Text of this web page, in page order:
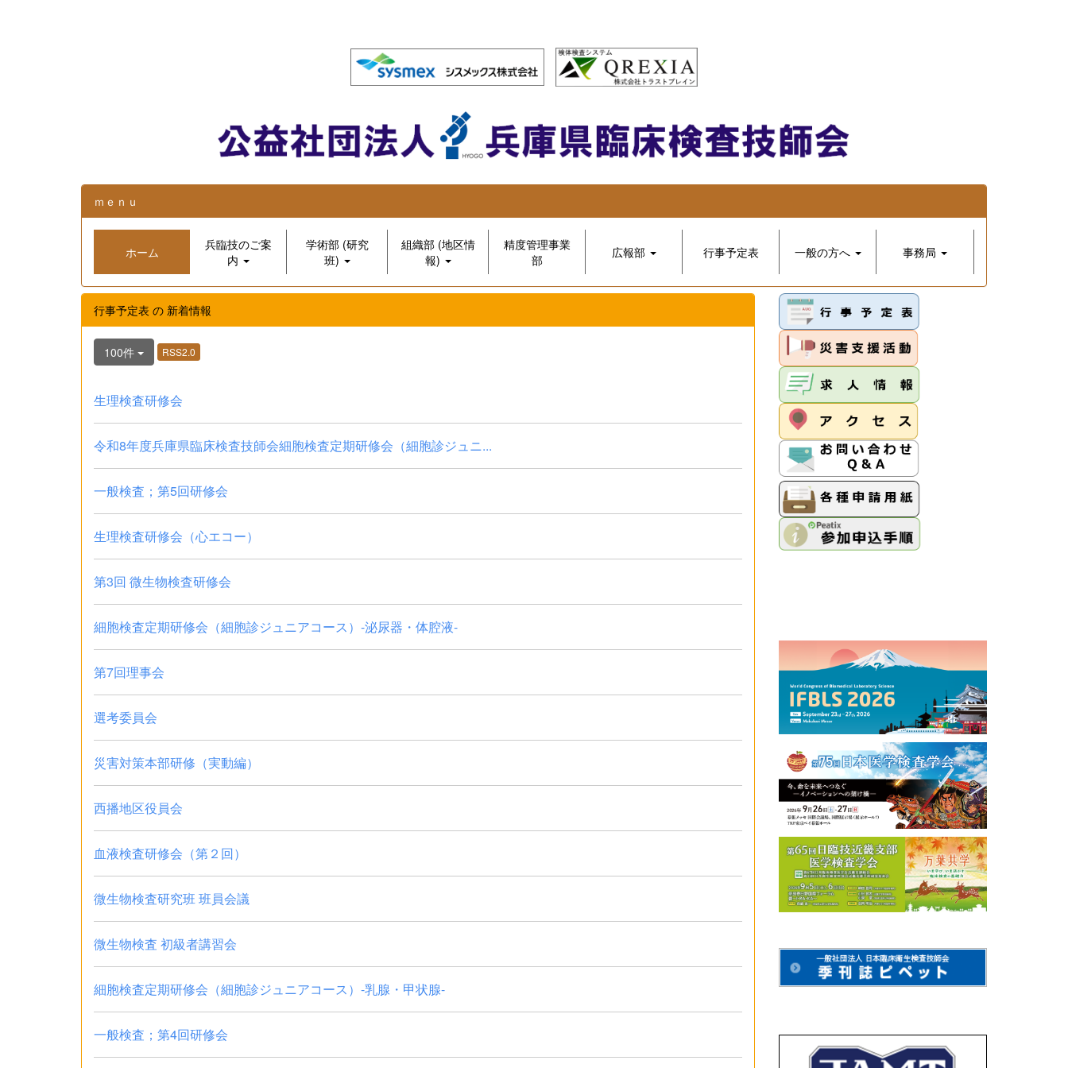
ｍｅｎｕ
ホーム
兵臨技のご案
内
学術部 (研究
班)
組織部 (地区情
報)
精度管理事業
部
広報部 行事予定表 一般の方へ 事務局
行事予定表 の 新着情報
100件 RSS2.0
生理検査研修会
令和8年度兵庫県臨床検査技師会細胞検査定期研修会（細胞診ジュニ...
一般検査；第5回研修会
生理検査研修会（心エコー）
第3回 微生物検査研修会
細胞検査定期研修会（細胞診ジュニアコース）-泌尿器・体腔液-
第7回理事会
選考委員会
災害対策本部研修（実動編）
西播地区役員会
血液検査研修会（第２回）
微生物検査研究班 班員会議
微生物検査 初級者講習会
細胞検査定期研修会（細胞診ジュニアコース）-乳腺・甲状腺-
一般検査；第4回研修会